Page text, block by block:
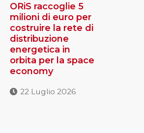
ORiS raccoglie 5
milioni di euro per
costruire la rete di
distribuzione
energetica in
orbita per la space
economy
22 Luglio 2026